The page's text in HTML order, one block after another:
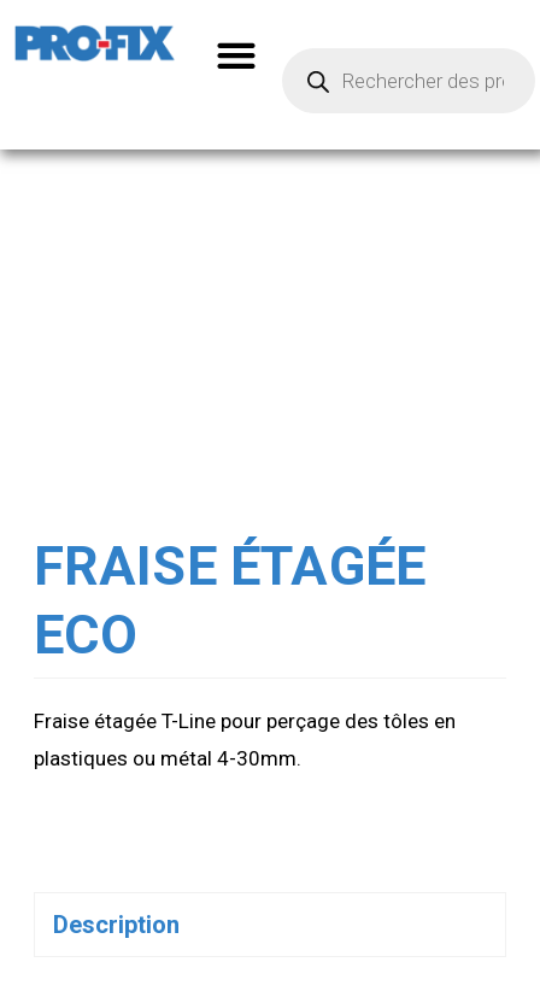
FRAISE ÉTAGÉE
ECO
Fraise étagée T-Line pour perçage des tôles en
plastiques ou métal 4-30mm.
Description